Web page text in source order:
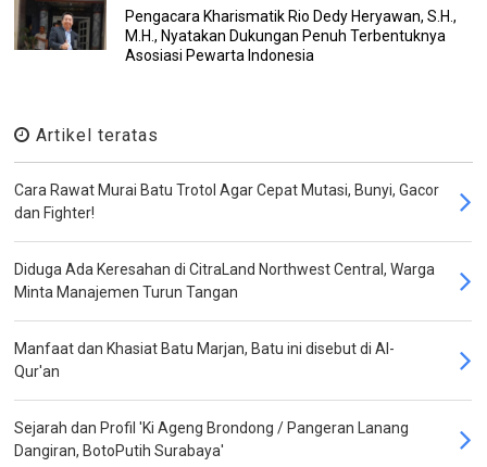
Pengacara Kharismatik Rio Dedy Heryawan, S.H.,
M.H., Nyatakan Dukungan Penuh Terbentuknya
Asosiasi Pewarta Indonesia
Artikel teratas
Cara Rawat Murai Batu Trotol Agar Cepat Mutasi, Bunyi, Gacor
dan Fighter!
Diduga Ada Keresahan di CitraLand Northwest Central, Warga
Minta Manajemen Turun Tangan
Manfaat dan Khasiat Batu Marjan, Batu ini disebut di Al-
Qur'an
Sejarah dan Profil 'Ki Ageng Brondong / Pangeran Lanang
Dangiran, BotoPutih Surabaya'